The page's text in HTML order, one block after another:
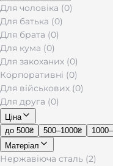
Для чоловіка (0)
Для батька (0)
Для брата (0)
Для кума (0)
Для закоханих (0)
Корпоративні (0)
Для військових (0)
Для друга (0)
Ціна
до 500₴
500–1000₴
Матеріал
Нержавіюча сталь (2)